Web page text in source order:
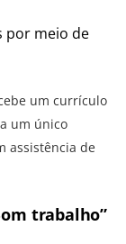
por meio de
um currículo
um único
assistência de
trabalho”